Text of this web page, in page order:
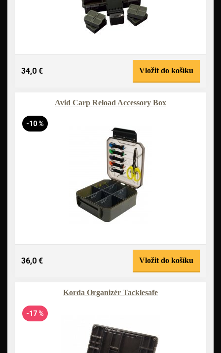
34,0 € Vložit do košíku
Avid Carp Reload Accessory Box
-10 %
36,0 € Vložit do košíku
Korda Organizér Tacklesafe
-17 %